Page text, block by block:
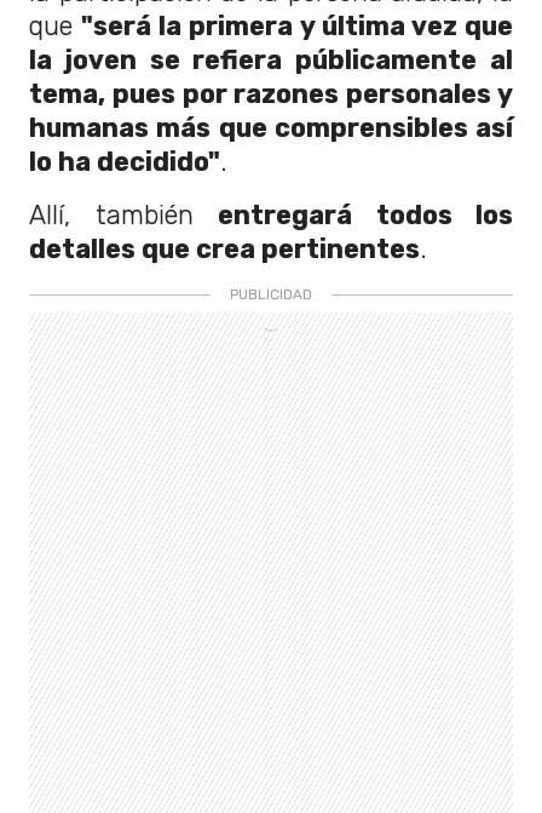
que"será la primera y última vez que
la joven se refiera públicamente al
tema, pues por razones personales y
humanas más que comprensibles así
lo ha decidido".
Allí, también entregará todos los
detalles que crea pertinentes.